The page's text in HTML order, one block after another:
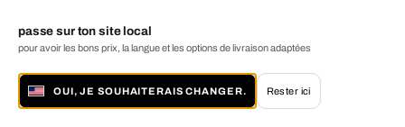
passe sur ton site local
pour avoir les bons prix, la langue et les options de livraison adaptées
OUI, JE SOUHAITERAIS CHANGER. Rester ici